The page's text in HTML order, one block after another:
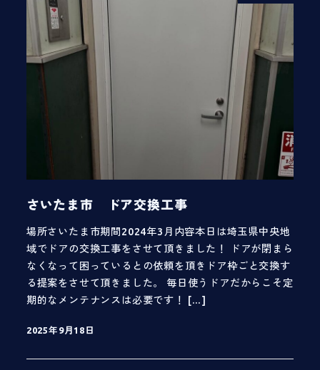
さいたま市 ドア交換工事
場所さいたま市期間2024年3月内容本日は埼玉県中央地
域でドアの交換工事をさせて頂きました！ ドアが閉まら
なくなって困っているとの依頼を頂きドア枠ごと交換す
る提案をさせて頂きました。 毎日使うドアだからこそ定
期的なメンテナンスは必要です！ […]
投稿日
2025年9月18日